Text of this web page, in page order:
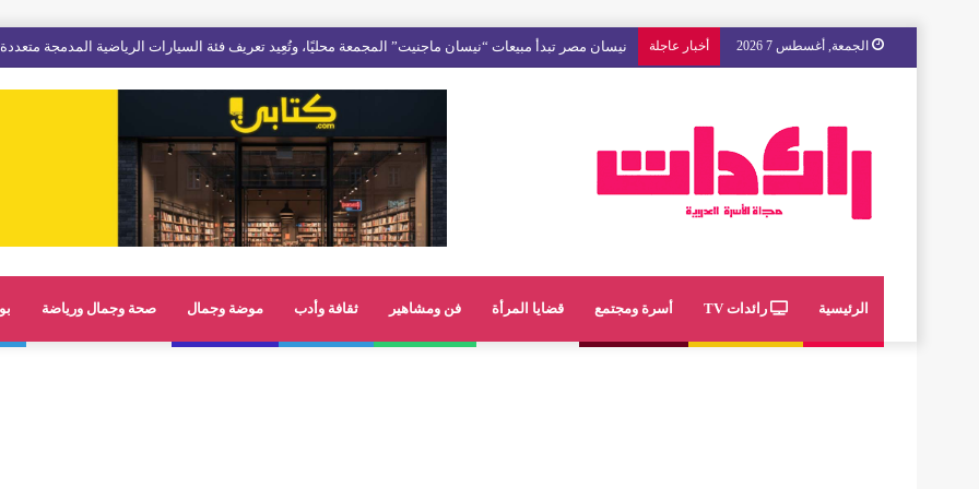
الجمعة, أغسطس 7 2026 أخبار عاجلة نيسان مصر تبدأ مبيعات “نيسان ماجنيت” المجمعة محليًا، وتُعِيد تعريف فئة السيارات الرياضية المدمجة
الرئيسية رائدات TV أسرة ومجتمع قضايا المرأة فن ومشاهير ثقافة وأدب موضة وجمال صحة وجمال ورياضة